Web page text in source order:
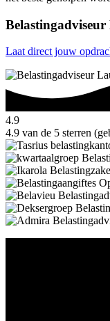
Belastingadviseur
Laat direct jouw
4.9
4.9 van de 5 sterren